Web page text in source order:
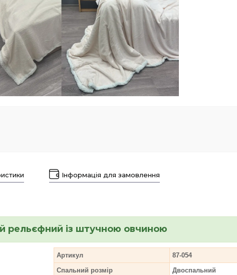
Інформація для замовлення
рельєфний із штучною овчиною
Артикул
87-054
Спальний розмір
Двоспальний